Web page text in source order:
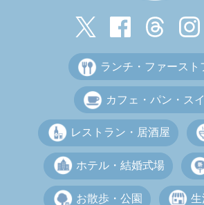
ランチ・ファースト
カフェ・パン・ス
レストラン・居酒屋
ホテル・結婚式場
お散歩・公園 生